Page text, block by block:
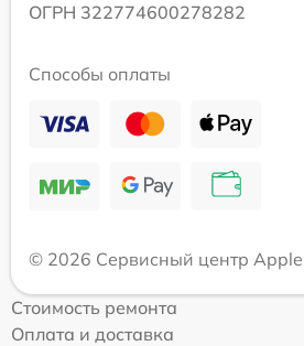
ОГРН 322774600278282
Способы оплаты
© 2026 Сервисный центр Apple
Стоимость ремонта
Оплата и доставка